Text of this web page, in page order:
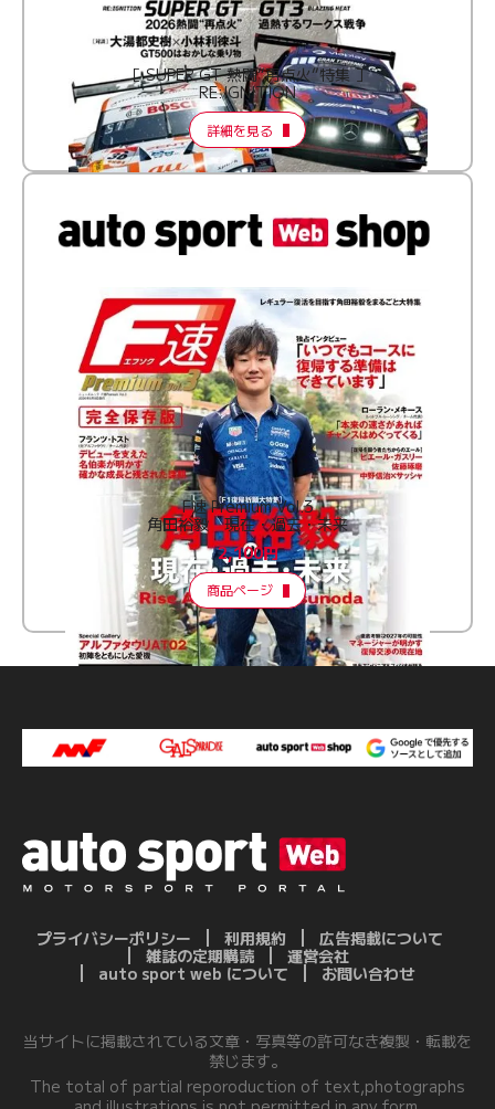
［ SUPER GT 熱闘“再点火”特集 ］
RE:IGNITION
詳細を見る
F速 Premium Vol.3
角田裕毅 現在・過去・未来
2,100円
商品ページ
プライバシーポリシー 利用規約
広告掲載について
雑誌の定期購読
運営会社
auto sport web について
お問い合わせ
当サイトに掲載されている文章・写真等の許可なき複製・転載を
禁じます。
The total of partial reporoduction of text,photographs